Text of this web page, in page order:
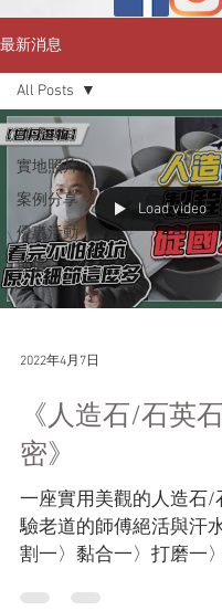
最新消息
All Posts
實地照片
案例分享
優惠活動
節慶
All Posts
Load video
2022年4月7日
《人造石/石英
密》
一座實用美觀的人造石/
驗老道的師傅絕活與汗
割一〉黏合一〉打磨一